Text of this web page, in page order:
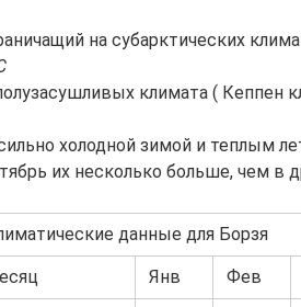
на субарктических
климата ( Кеппен
холодной зимой и теплым
их несколько больше, чем в
данные для Борзя
Янв Фев